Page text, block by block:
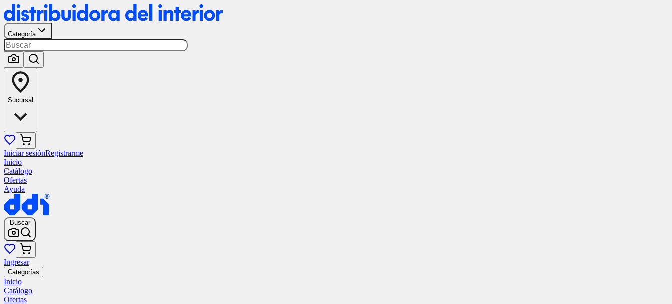
Categoría
Sucursal
Iniciar sesiónRegistrarme
Inicio
Catálogo
Ofertas
Ayuda
Buscar
Ingresar
Categorías
Inicio
Catálogo
Ofertas